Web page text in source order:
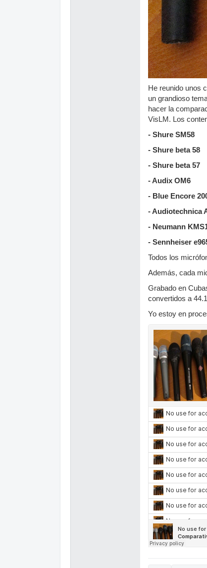
He reunido unos
un grandioso
hacer la
VisLM. Los
- Shure SM58
- Shure beta 58
- Shure beta 57
- Audix OM6
- Blue Encore
- Audiotechnica
- Neumann
- Sennheiser
Todos los
Además, cada
Grabado en
convertidos a
Yo estoy en